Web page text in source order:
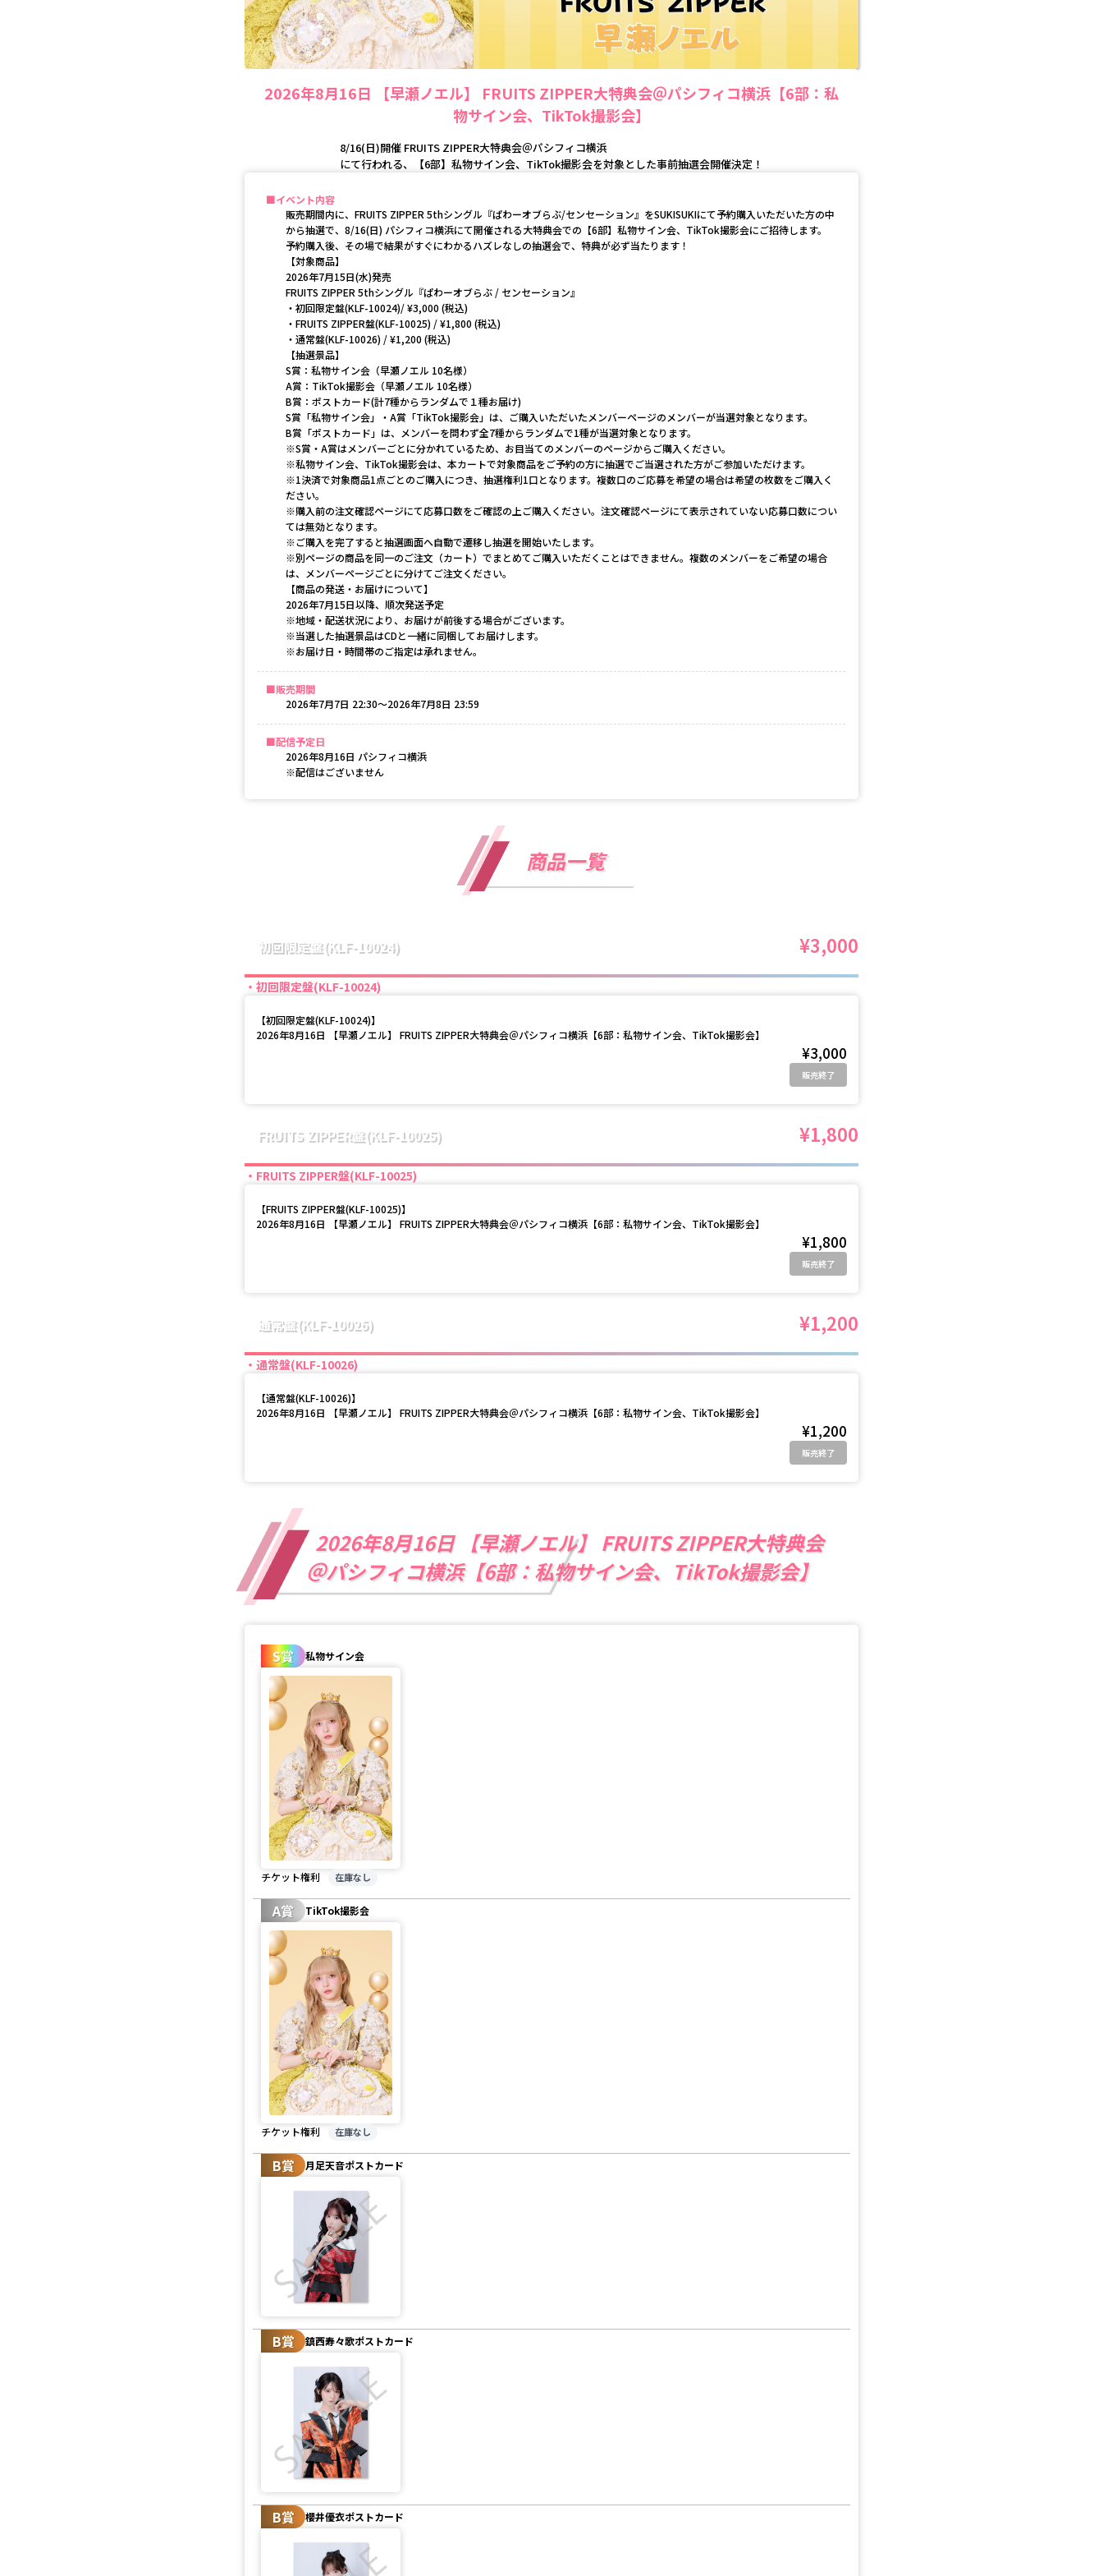
2026年8月16日 【早瀬ノエル】 FRUITS ZIPPER大特典会＠パシフィコ横浜【6部：私
物サイン会、TikTok撮影会】
8/16(日)開催 FRUITS ZIPPER大特典会＠パシフィコ横浜
にて行われる、【6部】私物サイン会、TikTok撮影会を対象とした事前抽選会開催決定！
イベント内容
販売期間内に、FRUITS ZIPPER 5thシングル『ぱわーオブらぶ/センセーション』をSUKISUKIにて予約購入いただいた方の中
から抽選で、8/16(日) パシフィコ横浜にて開催される大特典会での【6部】私物サイン会、TikTok撮影会にご招待します。
予約購入後、その場で結果がすぐにわかるハズレなしの抽選会で、特典が必ず当たります！
【対象商品】
2026年7月15日(水)発売
FRUITS ZIPPER 5thシングル『ぱわーオブらぶ / センセーション』
・初回限定盤(KLF-10024)/ ¥3,000 (税込)
・FRUITS ZIPPER盤(KLF-10025) / ¥1,800 (税込)
・通常盤(KLF-10026) / ¥1,200 (税込)
【抽選景品】
S賞：私物サイン会（早瀬ノエル 10名様）
A賞：TikTok撮影会（早瀬ノエル 10名様）
B賞：ポストカード(計7種からランダムで１種お届け)
S賞「私物サイン会」・A賞「TikTok撮影会」は、ご購入いただいたメンバーページのメンバーが当選対象となります。
B賞「ポストカード」は、メンバーを問わず全7種からランダムで1種が当選対象となります。
※S賞・A賞はメンバーごとに分かれているため、お目当てのメンバーのページからご購入ください。
※私物サイン会、TikTok撮影会は、本カートで対象商品をご予約の方に抽選でご当選された方がご参加いただけます。
※1決済で対象商品1点ごとのご購入につき、抽選権利1口となります。複数口のご応募を希望の場合は希望の枚数をご購入く
ださい。
※購入前の注文確認ページにて応募口数をご確認の上ご購入ください。注文確認ページにて表示されていない応募口数につい
ては無効となります。
※ご購入を完了すると抽選画面へ自動で遷移し抽選を開始いたします。
※別ページの商品を同一のご注文（カート）でまとめてご購入いただくことはできません。複数のメンバーをご希望の場合
は、メンバーページごとに分けてご注文ください。
【商品の発送・お届けについて】
2026年7月15日以降、順次発送予定
※地域・配送状況により、お届けが前後する場合がございます。
※当選した抽選景品はCDと一緒に同梱してお届けします。
※お届け日・時間帯のご指定は承れません。
販売期間
2026年7月7日 22:30〜2026年7月8日 23:59
配信予定日
2026年8月16日 パシフィコ横浜
※配信はございません
商品一覧
初回限定盤(KLF-10024) ¥3,000
初回限定盤(KLF-10024)
【初回限定盤(KLF-10024)】
2026年8月16日 【早瀬ノエル】 FRUITS ZIPPER大特典会＠パシフィコ横浜【6部：私物サイン会、TikTok撮影会】
¥3,000
販売終了
FRUITS ZIPPER盤(KLF-10025) ¥1,800
FRUITS ZIPPER盤(KLF-10025)
【FRUITS ZIPPER盤(KLF-10025)】
2026年8月16日 【早瀬ノエル】 FRUITS ZIPPER大特典会＠パシフィコ横浜【6部：私物サイン会、TikTok撮影会】
¥1,800
販売終了
通常盤(KLF-10026) ¥1,200
通常盤(KLF-10026)
【通常盤(KLF-10026)】
2026年8月16日 【早瀬ノエル】 FRUITS ZIPPER大特典会＠パシフィコ横浜【6部：私物サイン会、TikTok撮影会】
¥1,200
販売終了
2026年8月16日 【早瀬ノエル】 FRUITS ZIPPER大特典会
＠パシフィコ横浜【6部：私物サイン会、TikTok撮影会】
S賞 私物サイン会
チケット権利 在庫なし
A賞 TikTok撮影会
チケット権利 在庫なし
B賞 月足天音ポストカード
B賞 鎮西寿々歌ポストカード
B賞 櫻井優衣ポストカード